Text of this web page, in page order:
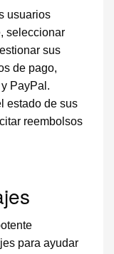
usuarios
seleccionar
sus
de pago,
PayPal.
estado de sus
reembolsos
para ayudar